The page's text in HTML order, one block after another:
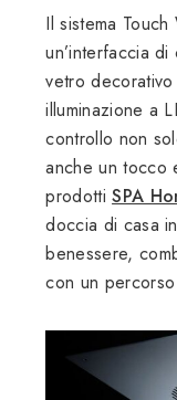
Il sistema
un’interfaccia
vetro
illuminazione a
controllo non
anche un tocco
prodottiSPA
doccia di casa
benessere,
con un